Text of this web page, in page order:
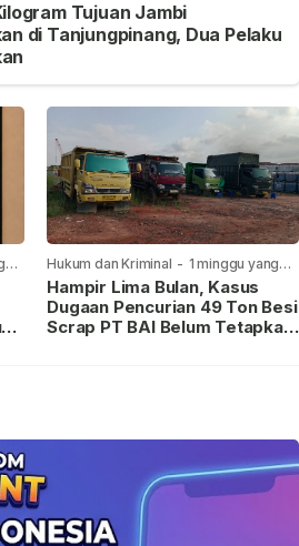
Tujuan Jambi
di Tanjungpinang, Dua Pelaku
Hukum dan Kriminal - 1 minggu yang
lalu
Hampir Lima Bulan, Kasus
Dugaan Pencurian 49 Ton Besi
Scrap PT BAI Belum Tetapkan